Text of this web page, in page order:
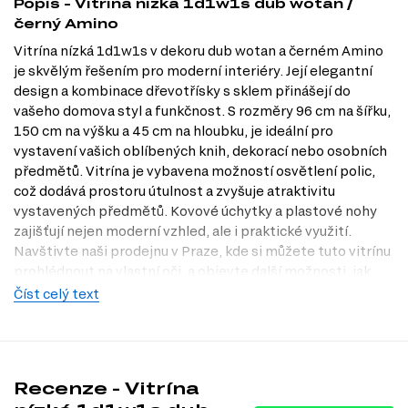
černý Amino
Vitrína nízká 1d1w1s v dekoru dub wotan a černém Amino
je skvělým řešením pro moderní interiéry. Její elegantní
design a kombinace dřevotřísky s sklem přinášejí do
vašeho domova styl a funkčnost. S rozměry 96 cm na šířku,
150 cm na výšku a 45 cm na hloubku, je ideální pro
vystavení vašich oblíbených knih, dekorací nebo osobních
předmětů. Vitrína je vybavena možností osvětlení polic,
což dodává prostoru útulnost a zvyšuje atraktivitu
vystavených předmětů. Kovové úchytky a plastové nohy
zajišťují nejen moderní vzhled, ale i praktické využití.
Navštivte naši prodejnu v Praze, kde si můžete tuto vitrínu
prohlédnout na vlastní oči, a objevte další možnosti, jak
obohatit váš interiér.
Možnost osvětlení.Osvětlení polic přidává na atraktivitě a vytváří
příjemnou atmosféru ve vašem domově.
Číst celý text
Recenze - Vitrína